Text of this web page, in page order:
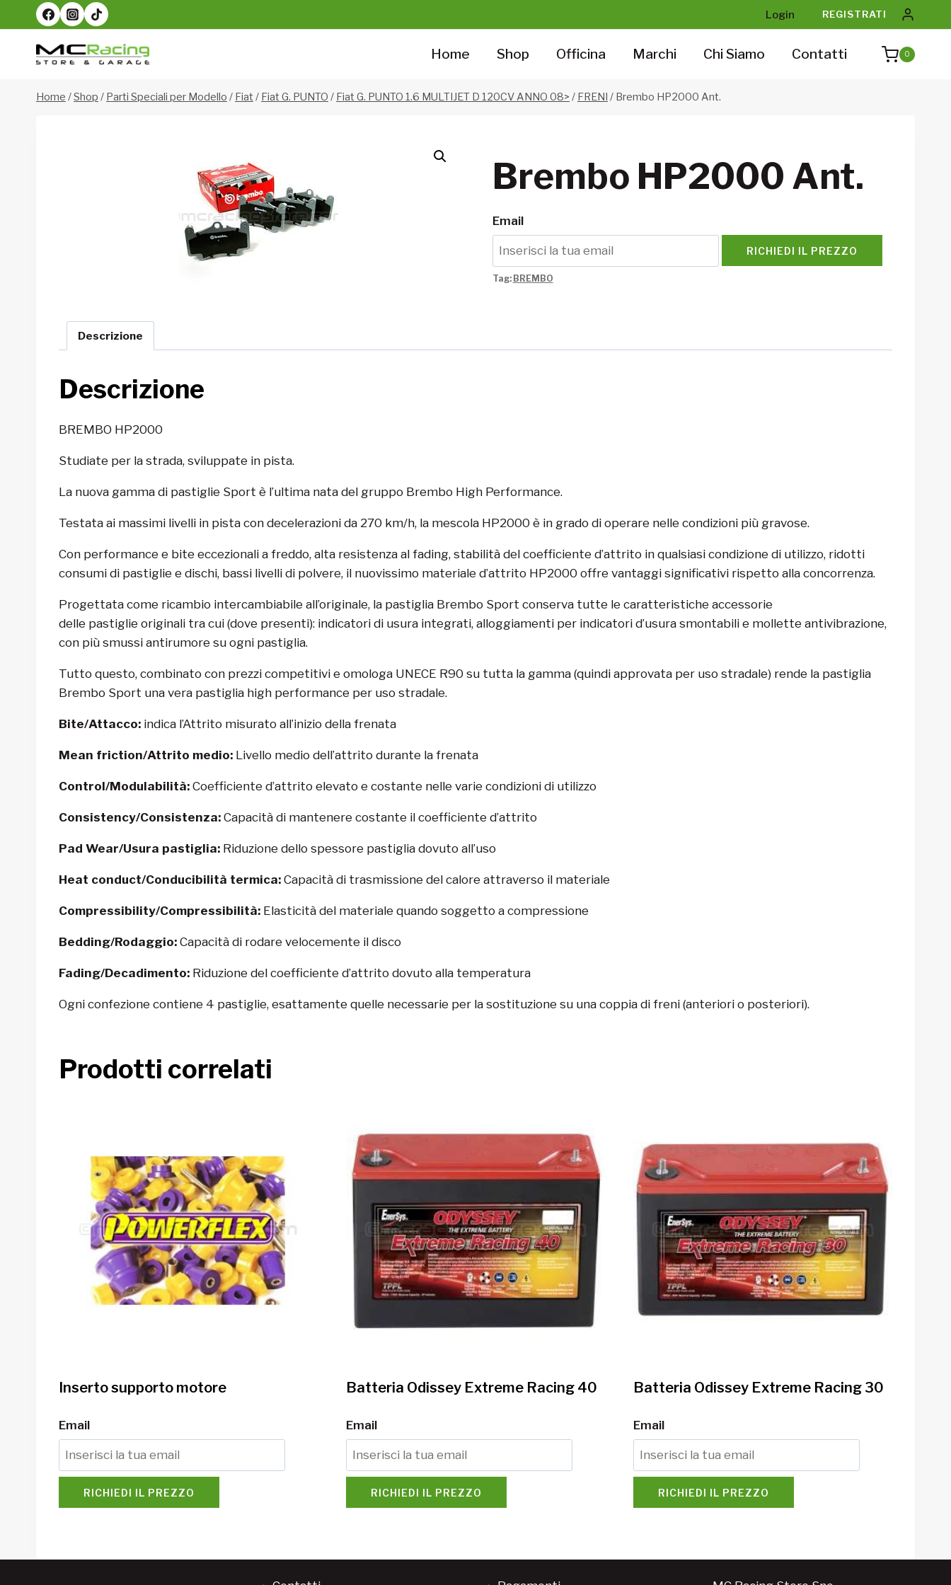
al
contenuto
Login REGISTRATI
Home Shop Officina Marchi Chi Siamo Contatti 0
Home /Shop / Parti Speciali per Modello / Fiat / Fiat G. PUNTO / Fiat G. PUNTO 1.6 MULTIJET D 120CV ANNO 08> / FRENI / Brembo HP2000 Ant.
Brembo HP2000 Ant.
Email
RICHIEDI IL PREZZO
Tag: BREMBO
Descrizione
Descrizione
BREMBO HP2000
Studiate per la strada, sviluppate in pista.
La nuova gamma di pastiglie Sport è l’ultima nata del gruppo Brembo High Performance.
Testata ai massimi livelli in pista con decelerazioni da 270 km/h, la mescola HP2000 è in grado di operare nelle condizioni più gravose.
Con performance e bite eccezionali a freddo, alta resistenza al fading, stabilità del coefficiente d’attrito in qualsiasi condizione di utilizzo, ridotti
consumi di pastiglie e dischi, bassi livelli di polvere, il nuovissimo materiale d’attrito HP2000 offre vantaggi significativi rispetto alla concorrenza.
Progettata come ricambio intercambiabile all’originale, la pastiglia Brembo Sport conserva tutte le caratteristiche accessorie
delle pastiglie originali tra cui (dove presenti): indicatori di usura integrati, alloggiamenti per indicatori d’usura smontabili e mollette antivibrazione,
con più smussi antirumore su ogni pastiglia.
Tutto questo, combinato con prezzi competitivi e omologa UNECE R90 su tutta la gamma (quindi approvata per uso stradale) rende la pastiglia
Brembo Sport una vera pastiglia high performance per uso stradale.
Bite/Attacco: indica l’Attrito misurato all’inizio della frenata
Mean friction/Attrito medio: Livello medio dell’attrito durante la frenata
Control/Modulabilità: Coefficiente d’attrito elevato e costante nelle varie condizioni di utilizzo
Consistency/Consistenza: Capacità di mantenere costante il coefficiente d’attrito
Pad Wear/Usura pastiglia: Riduzione dello spessore pastiglia dovuto all’uso
Heat conduct/Conducibilità termica: Capacità di trasmissione del calore attraverso il materiale
Compressibility/Compressibilità: Elasticità del materiale quando soggetto a compressione
Bedding/Rodaggio: Capacità di rodare velocemente il disco
Fading/Decadimento: Riduzione del coefficiente d’attrito dovuto alla temperatura
Ogni confezione contiene 4 pastiglie, esattamente quelle necessarie per la sostituzione su una coppia di freni (anteriori o posteriori).
Prodotti correlati
Inserto supporto motore
Email
RICHIEDI IL PREZZO
Batteria Odissey Extreme Racing 40
Email
RICHIEDI IL PREZZO
Batteria Odissey Extreme Racing 30
Email
RICHIEDI IL PREZZO